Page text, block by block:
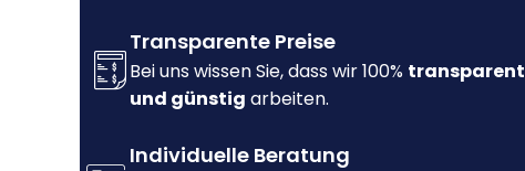
Transparente Preise
Bei uns wissen Sie, dass wir 100% transparent
und günstig arbeiten.
Individuelle Beratung